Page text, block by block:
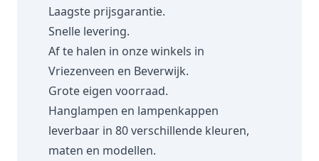
Laagste prijsgarantie.
Snelle levering.
Af te halen in onze winkels in
Vriezenveen en Beverwijk.
Grote eigen voorraad.
Hanglampen en lampenkappen
leverbaar in 80 verschillende kleuren,
maten en modellen.